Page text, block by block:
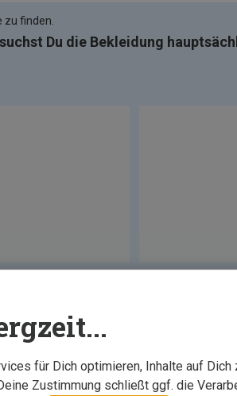
zu finden.
Du die Bekleidung
für Dich optimieren, Inhalte auf Dich
Zustimmung schließt ggf. die